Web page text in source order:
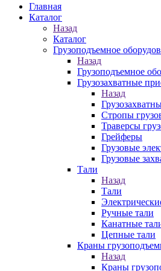
Главная
Каталог
Назад
Каталог
Грузоподъемное
Назад
Грузоподъемное
Грузозахватные
Назад
Стропы
Траверсы
Грейферы
Грузовые
Грузовые
Тали
Назад
Тали
Ручные тали
Канатные
Цепные тали
Краны
Назад
Краны